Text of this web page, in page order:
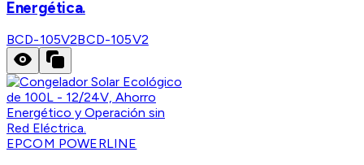
Energética.
BCD-105V2BCD-105V2
EPCOM POWERLINE